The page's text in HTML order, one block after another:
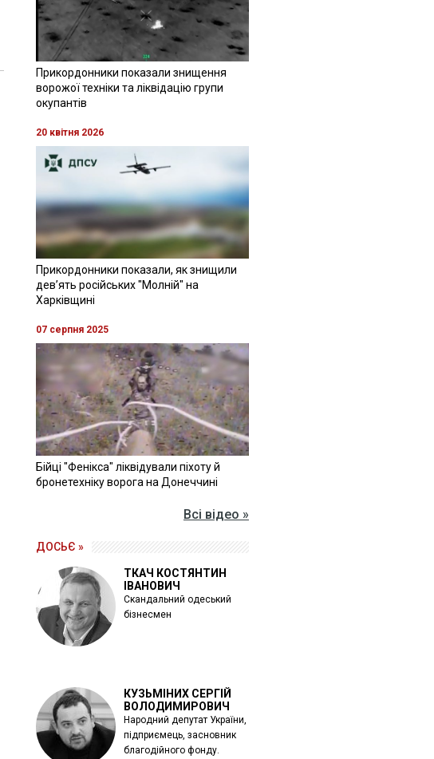
Прикордонники показали знищення
ворожої техніки та ліквідацію групи
окупантів
20 квітня 2026
Прикордонники показали, як знищили
девʼять російських "Молній" на
Харківщині
07 серпня 2025
Бійці "Фенікса" ліквідували піхоту й
бронетехніку ворога на Донеччині
Всі відео »
ДОСЬЄ »
ТКАЧ КОСТЯНТИН
ІВАНОВИЧ
Скандальний одеський
бізнесмен
КУЗЬМІНИХ СЕРГІЙ
ВОЛОДИМИРОВИЧ
Народний депутат України,
підприємець, засновник
благодійного фонду.